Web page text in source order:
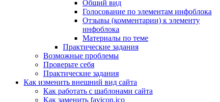
Общий вид
Голосование по элементам инфоблока
Отзывы (комментарии) к элементу
инфоблока
Материалы по теме
Практические задания
Возможные проблемы
Проверьте себя
Практические задания
Как изменить внешний вид сайта
Как работать с шаблонами сайта
Как заменить favicon.ico